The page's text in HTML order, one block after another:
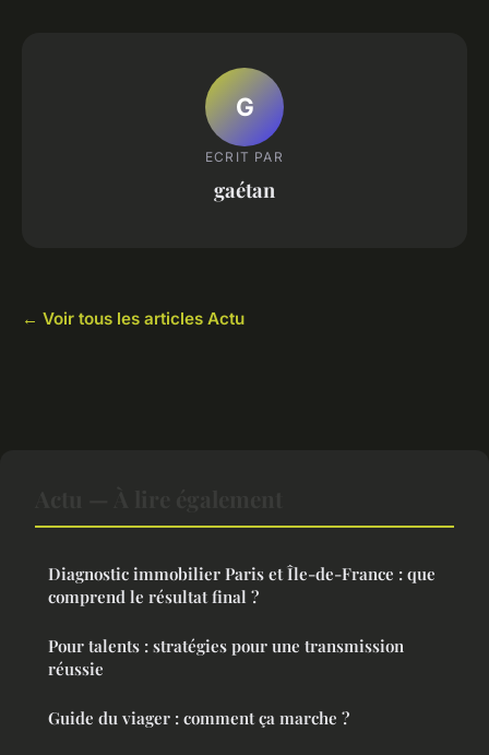
G
ECRIT PAR
gaétan
← Voir tous les articles Actu
Diagnostic immobilier Paris et Île-de-France : que
comprend le résultat final ?
Pour talents : stratégies pour une transmission
réussie
Guide du viager : comment ça marche ?